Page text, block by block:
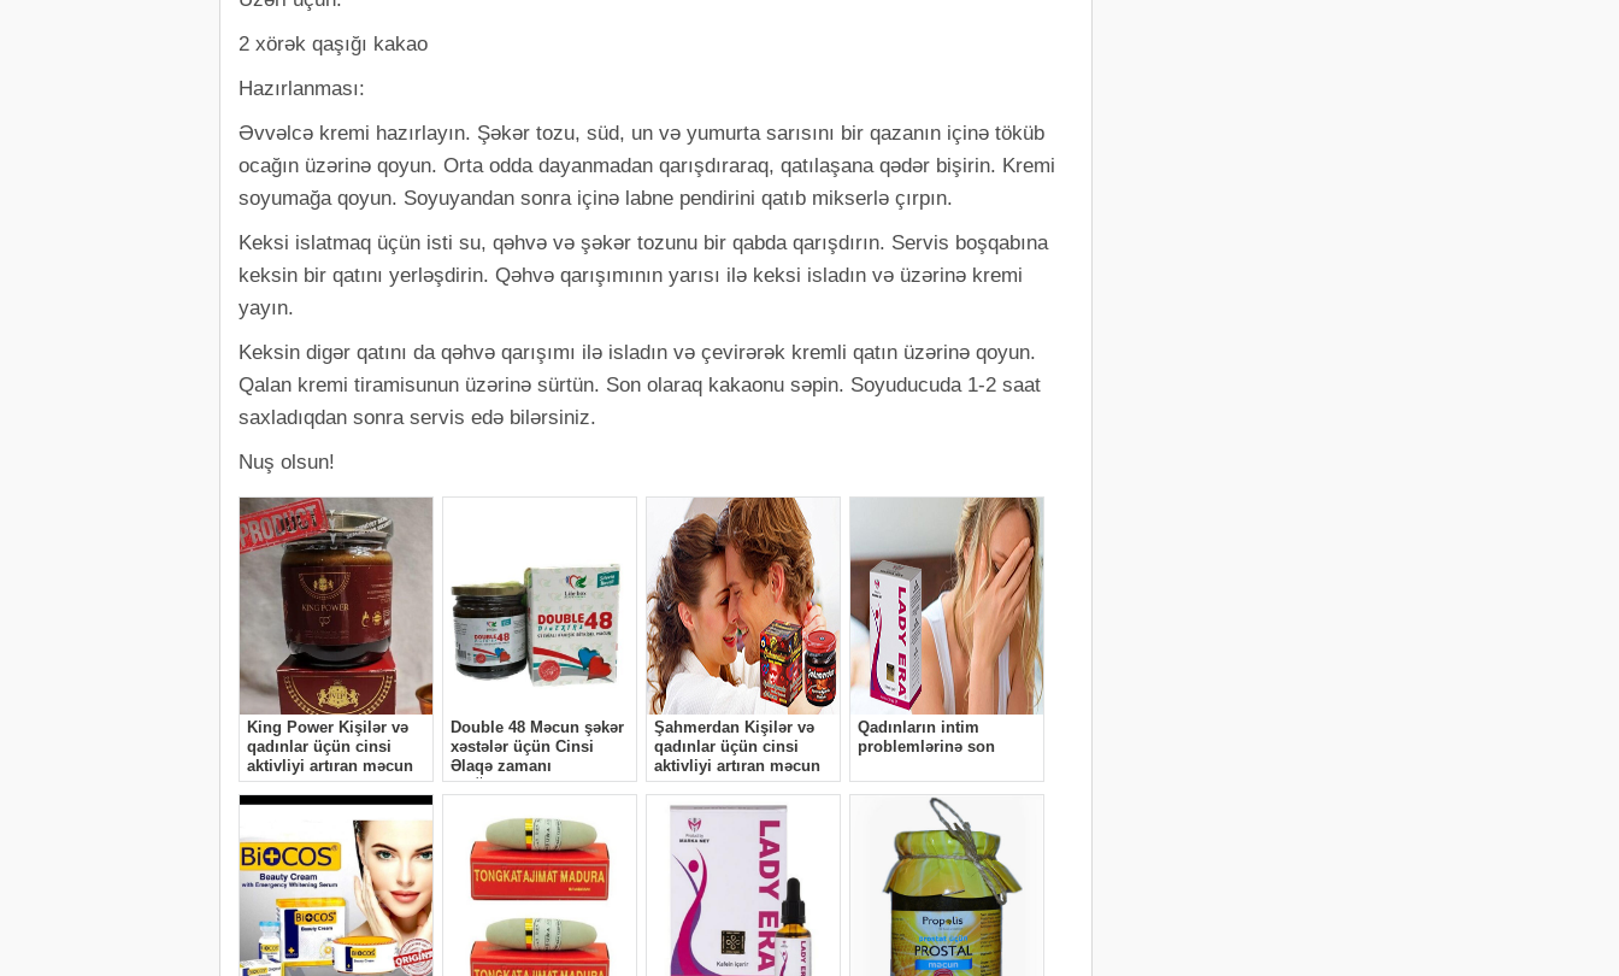
2 xörək qaşığı kakao
Hazırlanması:
Əvvəlcə kremi hazırlayın. Şəkər tozu, süd, un və yumurta sarısını bir qazanın içinə töküb
ocağın üzərinə qoyun. Orta odda dayanmadan qarışdıraraq, qatılaşana qədər bişirin. Kremi
soyumağa qoyun. Soyuyandan sonra içinə labne pendirini qatıb mikserlə çırpın.
Keksi islatmaq üçün isti su, qəhvə və şəkər tozunu bir qabda qarışdırın. Servis boşqabına
keksin bir qatını yerləşdirin. Qəhvə qarışımının yarısı ilə keksi isladın və üzərinə kremi
yayın.
Keksin digər qatını da qəhvə qarışımı ilə isladın və çevirərək kremli qatın üzərinə qoyun.
Qalan kremi tiramisunun üzərinə sürtün. Son olaraq kakaonu səpin. Soyuducuda 1-2 saat
saxladıqdan sonra servis edə bilərsiniz.
Nuş olsun!